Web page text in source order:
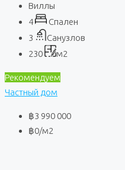
Виллы
4
Спален
3
Санузлов
230
м2
Рекомендуем
Частный дом
฿3 990 000
฿0/м2